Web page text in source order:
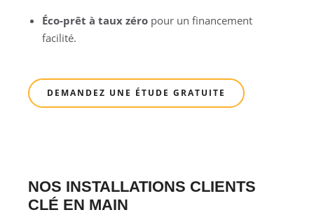
Éco-prêt à taux zéro pour un financement
facilité.
DEMANDEZ UNE ÉTUDE GRATUITE
NOS INSTALLATIONS CLIENTS
CLÉ EN MAIN